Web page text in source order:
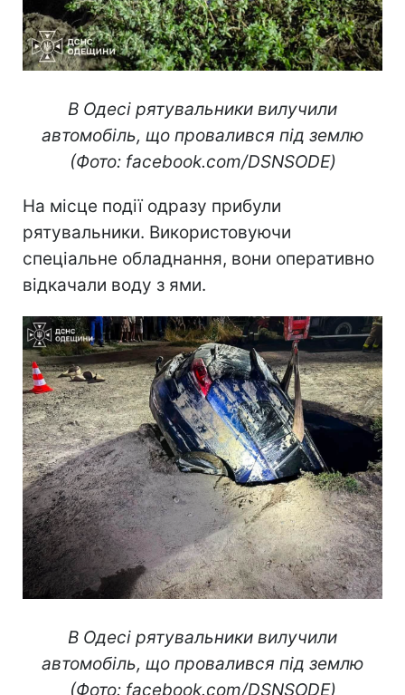
В Одесі рятувальники вилучили
автомобіль, що провалився під землю
(Фото: facebook.com/DSNSODE)
На місце події одразу прибули
рятувальники. Використовуючи
спеціальне обладнання, вони оперативно
відкачали воду з ями.
В Одесі рятувальники вилучили
автомобіль, що провалився під землю
(Фото: facebook.com/DSNSODE)